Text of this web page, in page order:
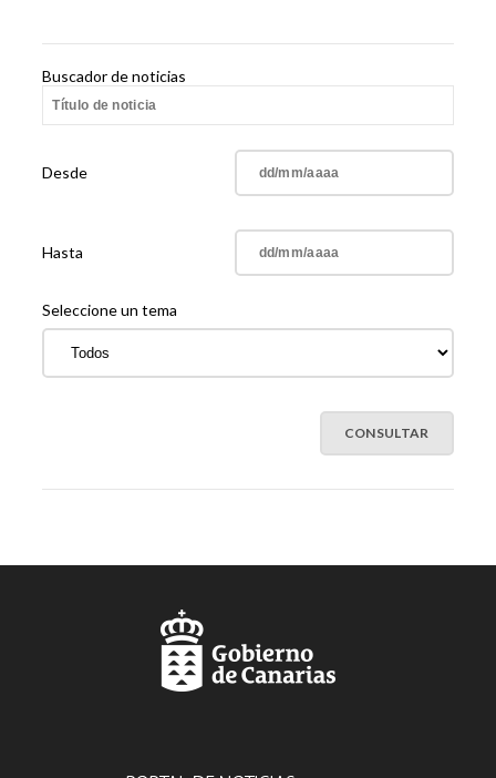
Buscador de noticias
Desde
Hasta
Seleccione un tema